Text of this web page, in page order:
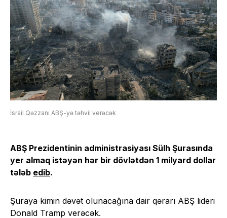
İsrail Qəzzanı ABŞ-yə təhvil verəcək
ABŞ Prezidentinin administrasiyası Sülh Şurasında
yer almaq istəyən hər bir dövlətdən 1 milyard dollar
tələb edib.
Şuraya kimin dəvət olunacağına dair qərarı ABŞ lideri
Donald Tramp verəcək.